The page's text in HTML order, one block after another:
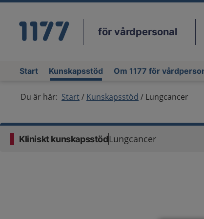
för vårdpersonal
Start Kunskapsstöd Om 1177 för
Du är här: Start Kunskapsstöd Lungcancer
Kliniskt kunskapsstödLungcancer